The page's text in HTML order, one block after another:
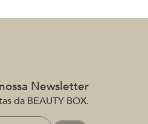
Newsletter
da BEAUTY BOX.